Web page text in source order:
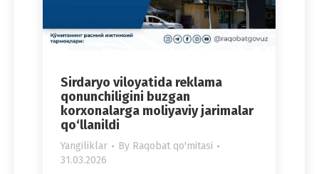
Sirdaryo viloyatida reklama
qonunchiligini buzgan
korxonalarga moliyaviy jarimalar
qo‘llanildi
Yangiliklar By Raqobat qo'mitasi
31.03.2026